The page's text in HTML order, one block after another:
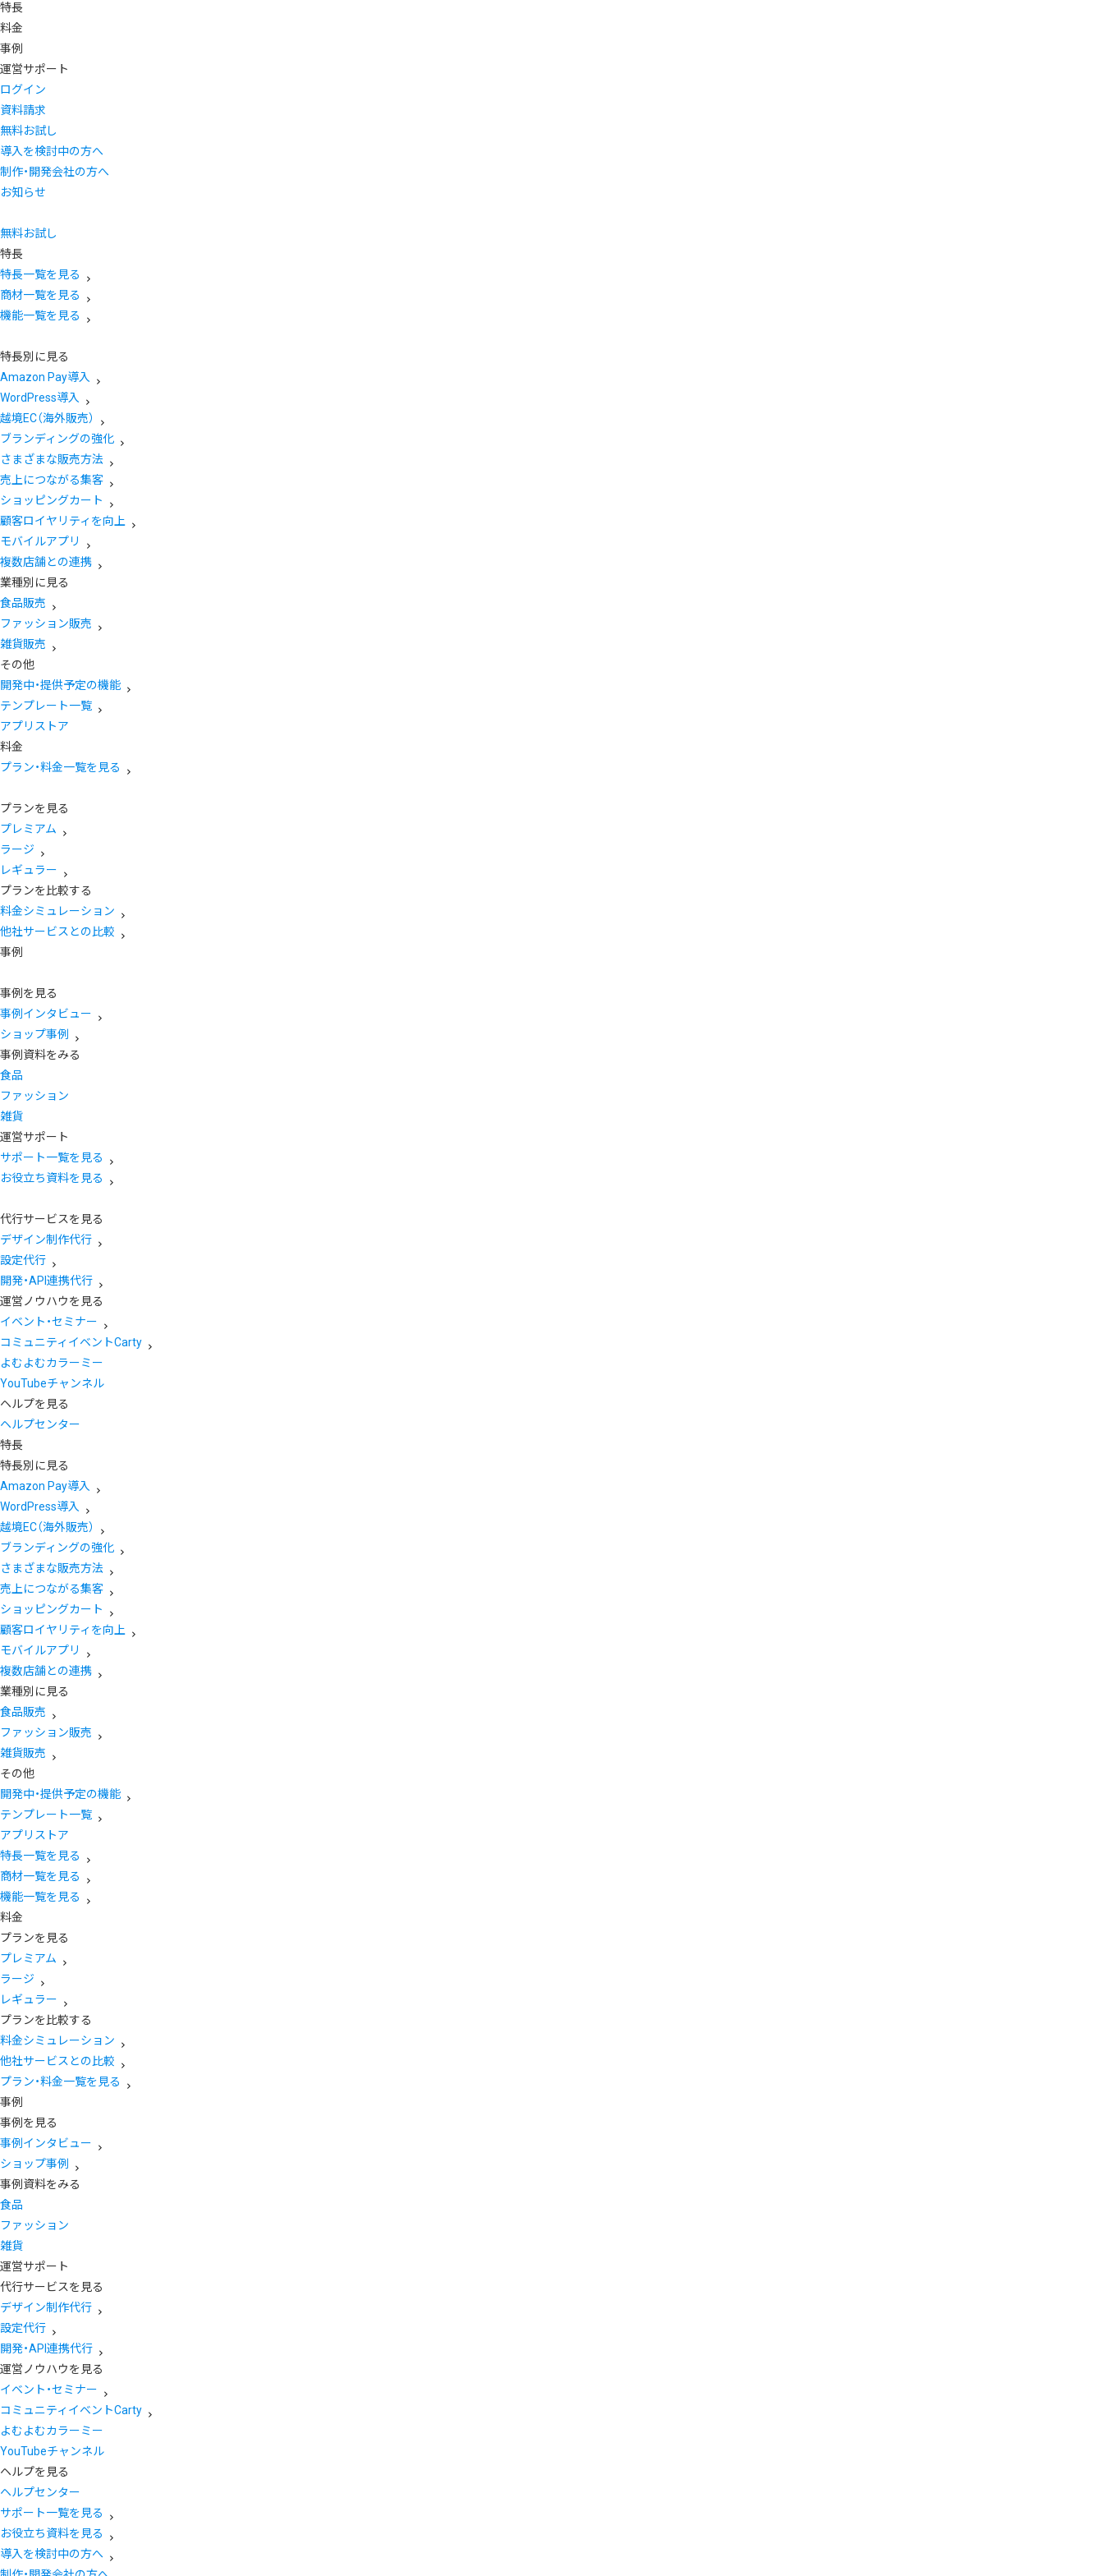
特長
料金
事例
運営サポート
ログイン
資料請求
無料お試し
導入を検討中の方へ
制作・開発会社の方へ
お知らせ
無料お試し
特長
特長一覧を見る
商材一覧を見る
機能一覧を見る
特長別に見る
Amazon Pay導入
WordPress導入
越境EC（海外販売）
ブランディングの強化
さまざまな販売方法
売上につながる集客
ショッピングカート
顧客ロイヤリティを向上
モバイルアプリ
複数店舗との連携
業種別に見る
食品販売
ファッション販売
雑貨販売
その他
開発中・提供予定の機能
テンプレート一覧
アプリストア
料金
プラン・料金一覧を見る
プランを見る
プレミアム
ラージ
レギュラー
プランを比較する
料金シミュレーション
他社サービスとの比較
事例
事例を見る
事例インタビュー
ショップ事例
事例資料をみる
食品
ファッション
雑貨
運営サポート
サポート一覧を見る
お役立ち資料を見る
代行サービスを見る
デザイン制作代行
設定代行
開発・API連携代行
運営ノウハウを見る
イベント・セミナー
コミュニティイベントCarty
よむよむカラーミー
YouTubeチャンネル
ヘルプを見る
ヘルプセンター
特長
特長別に見る
Amazon Pay導入
WordPress導入
越境EC（海外販売）
ブランディングの強化
さまざまな販売方法
売上につながる集客
ショッピングカート
顧客ロイヤリティを向上
モバイルアプリ
複数店舗との連携
業種別に見る
食品販売
ファッション販売
雑貨販売
その他
開発中・提供予定の機能
テンプレート一覧
アプリストア
特長一覧を見る
商材一覧を見る
機能一覧を見る
料金
プランを見る
プレミアム
ラージ
レギュラー
プランを比較する
料金シミュレーション
他社サービスとの比較
プラン・料金一覧を見る
事例
事例を見る
事例インタビュー
ショップ事例
事例資料をみる
食品
ファッション
雑貨
運営サポート
代行サービスを見る
デザイン制作代行
設定代行
開発・API連携代行
運営ノウハウを見る
イベント・セミナー
コミュニティイベントCarty
よむよむカラーミー
YouTubeチャンネル
ヘルプを見る
ヘルプセンター
サポート一覧を見る
お役立ち資料を見る
導入を検討中の方へ